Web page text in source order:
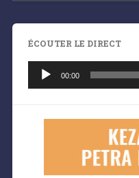
ÉCOUTER LE DIRECT
audio
00:00